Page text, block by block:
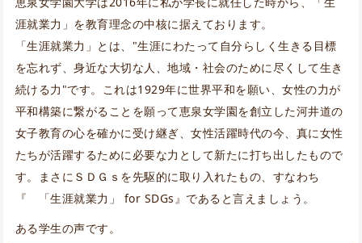
涯就業力」を教育理念の中核に据えております。
「生涯就業力」とは、"生涯にわたって自分らしく生きる目標
を忘れず、身近な大切な人、地域・社会のために尽くして生き
続ける力"です。これは1929年に世界平和を願い、女性の力が
平和構築に繋がることを願って恵泉女学園を創立した河井道の
女子教育の心を確かに受け継ぎ、女性活躍時代の今、真に女性
たちが活躍するために必要な力として新たに打ち出したもので
す。まさにＳＤＧｓを先駆的に取り入れたもの、すなわち
『 「生涯就業力」 for SDGs』であると言えましょう。
ある学生の声です。